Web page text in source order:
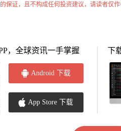
保证，且不构成任何投资建议，请读者仅
，全球资讯一手掌握
Android 下载
App Store 下载
下